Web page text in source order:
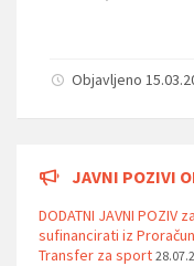
Objavljeno
JAVNI POZIVI
DODATNI JAVNI
sufinancirati iz
Transfer za sport